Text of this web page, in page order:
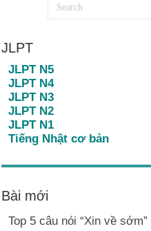
JLPT
JLPT N5
JLPT N4
JLPT N3
JLPT N2
JLPT N1
Tiếng Nhật cơ bản
Bài mới
Top 5 câu nói “Xin về